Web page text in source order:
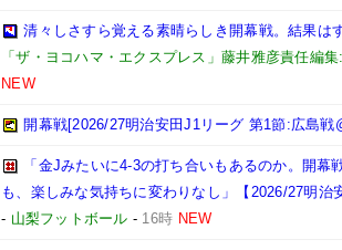
清々しさすら覚える素晴らしき開幕戦。結果
「ザ・ヨコハマ・エクスプレス」藤井雅彦責任編
NEW
開幕戦[2026/27明治安田J1リーグ 第1節:広島戦
「金Jみたいに4-3の打ち合いもあるのか。開
も、楽しみな気持ちに変わりなし」【2026/27明
- 山梨フットボール - 16時 NEW